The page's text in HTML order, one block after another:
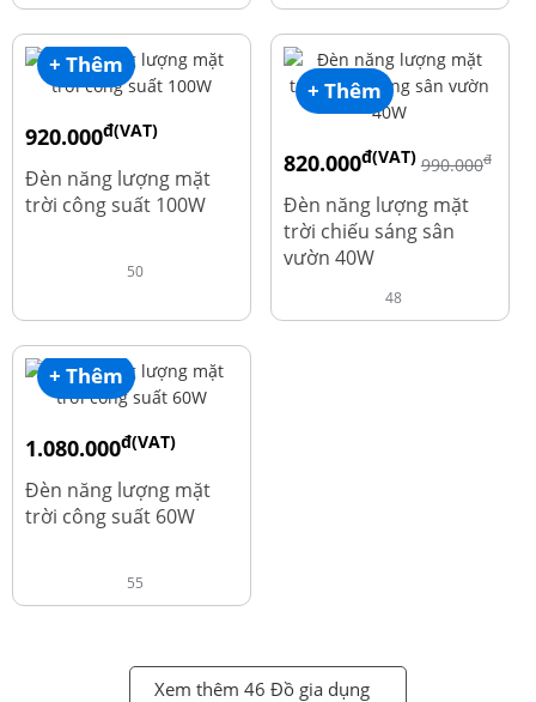
+ Thêm
920.000đ(VAT)
Đèn năng lượng mặt
trời công suất 100W
50
+ Thêm
820.000đ(VAT) 990.000đ
Đèn năng lượng mặt
trời chiếu sáng sân
vườn 40W
48
+ Thêm
1.080.000đ(VAT)
Đèn năng lượng mặt
trời công suất 60W
55
Xem thêm 46 Đồ gia dụng